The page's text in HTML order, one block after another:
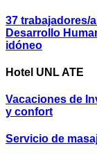
37 trabajadores/
Desarrollo
idóneo
Hotel UNL ATE
Vacaciones de
y confort
Servicio de